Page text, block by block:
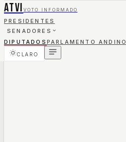
ATVI VOTO INFORMADO
PRESIDENTES
SENADORES
DIPUTADOS PARLAMENTO ANDINO
CLARO